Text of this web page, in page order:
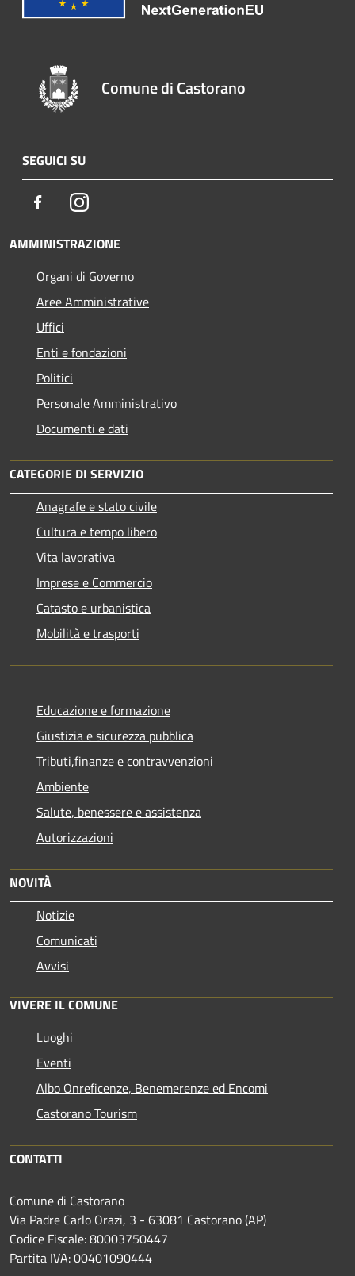
Comune di Castorano
SEGUICI SU
FacebookInstagram
AMMINISTRAZIONE
Organi di Governo
Aree Amministrative
Uffici
Enti e fondazioni
Politici
Personale Amministrativo
Documenti e dati
CATEGORIE DI SERVIZIO
Anagrafe e stato civile
Cultura e tempo libero
Vita lavorativa
Imprese e Commercio
Catasto e urbanistica
Mobilità e trasporti
Educazione e formazione
Giustizia e sicurezza pubblica
Tributi,finanze e contravvenzioni
Ambiente
Salute, benessere e assistenza
Autorizzazioni
NOVITÀ
Notizie
Comunicati
Avvisi
VIVERE IL COMUNE
Luoghi
Eventi
Albo Onreficenze, Benemerenze ed Encomi
Castorano Tourism
CONTATTI
Comune di Castorano
Via Padre Carlo Orazi, 3 - 63081 Castorano (AP)
Codice Fiscale: 80003750447
Partita IVA: 00401090444